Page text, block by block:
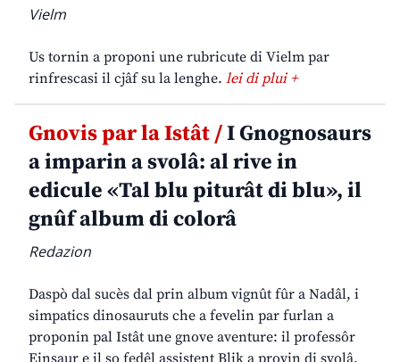
Vielm
Us tornin a proponi une rubricute di Vielm par
rinfrescasi il cjâf su la lenghe. lei di plui +
Gnovis par la Istât /I Gnognosaurs
a imparin a svolâ: al rive in
edicule «Tal blu piturât di blu», il
gnûf album di colorâ
Redazion
Daspò dal sucès dal prin album vignût fûr a Nadâl, i
simpatics dinosauruts che a fevelin par furlan a
proponin pal Istât une gnove aventure: il professôr